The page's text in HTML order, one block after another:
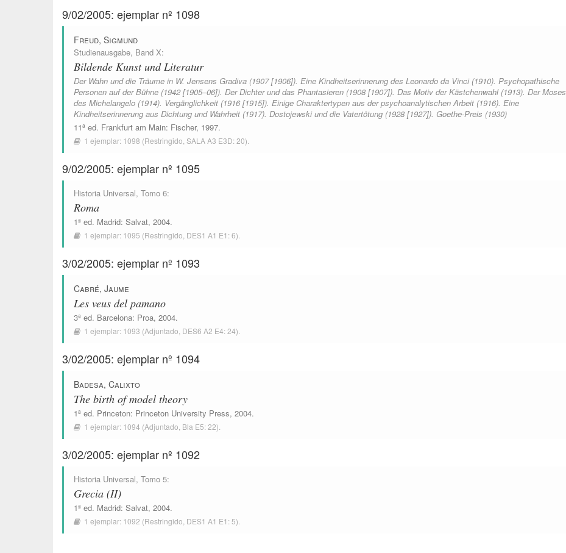
9/02/2005: ejemplar nº 1098
Freud, Sigmund
Studienausgabe, Band X:
Bildende Kunst und Literatur
Der Wahn und die Träume in W. Jensens Gradiva (1907 [1906]). Eine Kindheitserinnerung des Leonardo da Vinci (1910). Psychopathische
Personen auf der Bühne (1942 [1905–06]). Der Dichter und das Phantasieren (1908 [1907]). Das Motiv der Kästchenwahl (1913). Der Moses
des Michelangelo (1914). Vergänglichkeit (1916 [1915]). Einige Charaktertypen aus der psychoanalytischen Arbeit (1916). Eine
Kindheitserinnerung aus Dichtung und Wahrheit (1917). Dostojewski und die Vatertötung (1928 [1927]). Goethe-Preis (1930)
11ª ed. Frankfurt am Main: Fischer, 1997.
1 ejemplar: 1098 (Restringido, SALA A3 E3D: 20).
9/02/2005: ejemplar nº 1095
Historia Universal, Tomo 6:
Roma
1ª ed. Madrid: Salvat, 2004.
1 ejemplar: 1095 (Restringido, DES1 A1 E1: 6).
3/02/2005: ejemplar nº 1093
Cabré, Jaume
Les veus del pamano
3ª ed. Barcelona: Proa, 2004.
1 ejemplar: 1093 (Adjuntado, DES6 A2 E4: 24).
3/02/2005: ejemplar nº 1094
Badesa, Calixto
The birth of model theory
1ª ed. Princeton: Princeton University Press, 2004.
1 ejemplar: 1094 (Adjuntado, Bla E5: 22).
3/02/2005: ejemplar nº 1092
Historia Universal, Tomo 5:
Grecia (II)
1ª ed. Madrid: Salvat, 2004.
1 ejemplar: 1092 (Restringido, DES1 A1 E1: 5).